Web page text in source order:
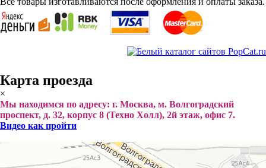
Карта проезда
×
Мы находимся по адресу: г. Москва, м. Волгоградский
проспект, д. 32, корпус 8 (Техно Холл), 2й этаж, офис 7.
Видео как пройти